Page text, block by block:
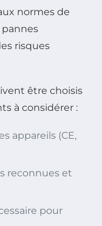
normes de
risques
être choisis
à considérer :
appareils (CE,
reconnues et
pour